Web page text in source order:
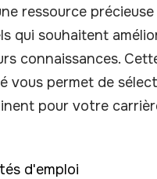
ressource
qui souhaitent
connaissances.
vous permet de
pour votre
d'emploi